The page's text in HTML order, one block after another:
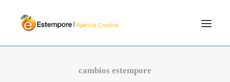
cambios estempore